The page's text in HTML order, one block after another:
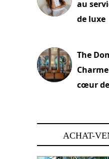
au
de luxe
The
cœur
ACHAT-